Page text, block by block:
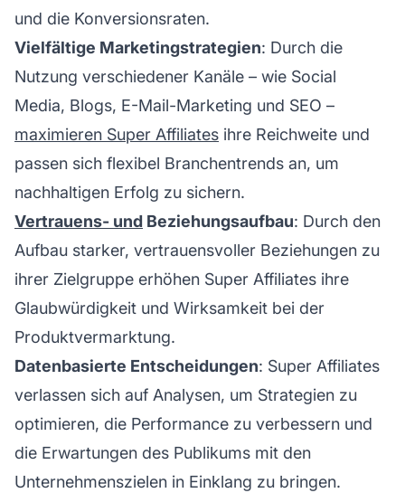
und die Konversionsraten.
Vielfältige Marketingstrategien: Durch die
Nutzung verschiedener Kanäle – wie Social
Media, Blogs, E-Mail-Marketing und SEO –
maximieren Super Affiliates ihre Reichweite und
passen sich flexibel Branchentrends an, um
nachhaltigen Erfolg zu sichern.
Vertrauens- und Beziehungsaufbau: Durch den
Aufbau starker, vertrauensvoller Beziehungen zu
ihrer Zielgruppe erhöhen Super Affiliates ihre
Glaubwürdigkeit und Wirksamkeit bei der
Produktvermarktung.
Datenbasierte Entscheidungen: Super Affiliates
verlassen sich auf Analysen, um Strategien zu
optimieren, die Performance zu verbessern und
die Erwartungen des Publikums mit den
Unternehmenszielen in Einklang zu bringen.